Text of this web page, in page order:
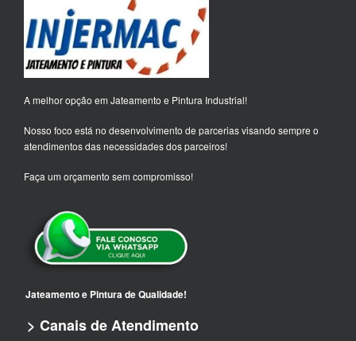
A melhor opção em Jateamento e Pintura Industrial!
Nosso foco está no desenvolvimento de parcerias visando sempre o
atendimentos das necessidades dos parceiros!
Faça um orçamento sem compromisso!
Jateamento e Pintura de Qualidade!
> Canais de Atendimento